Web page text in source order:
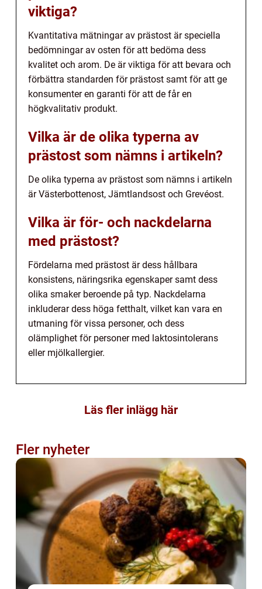
viktiga?
Kvantitativa mätningar av prästost är speciella
bedömningar av osten för att bedöma dess
kvalitet och arom. De är viktiga för att bevara och
förbättra standarden för prästost samt för att ge
konsumenter en garanti för att de får en
högkvalitativ produkt.
Vilka är de olika typerna av
prästost som nämns i artikeln?
De olika typerna av prästost som nämns i artikeln
är Västerbottenost, Jämtlandsost och Grevéost.
Vilka är för- och nackdelarna
med prästost?
Fördelarna med prästost är dess hållbara
konsistens, näringsrika egenskaper samt dess
olika smaker beroende på typ. Nackdelarna
inkluderar dess höga fetthalt, vilket kan vara en
utmaning för vissa personer, och dess
olämplighet för personer med laktosintolerans
eller mjölkallergier.
Läs fler inlägg här
Fler nyheter